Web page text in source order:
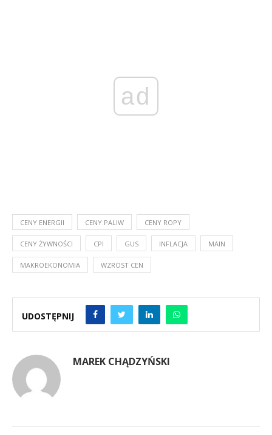
ad
CENY ENERGII CENY PALIW CENY ROPY
CENY ŻYWNOŚCI CPI GUS INFLACJA MAIN
MAKROEKONOMIA WZROST CEN
UDOSTĘPNIJ
MAREK CHĄDZYŃSKI